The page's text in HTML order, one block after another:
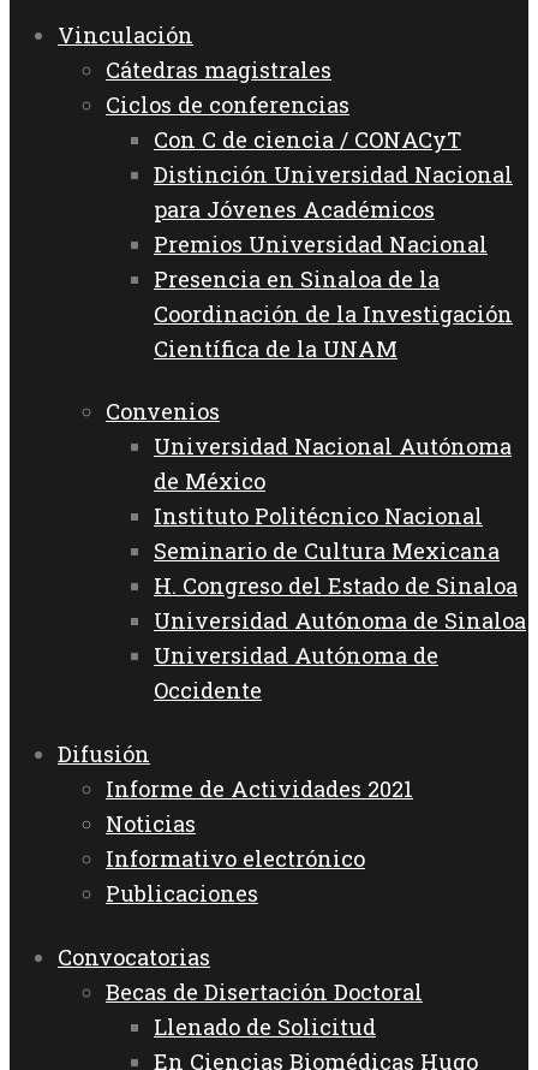
Vinculación
Cátedras magistrales
Ciclos de conferencias
Con C de ciencia / CONACyT
Distinción Universidad Nacional
para Jóvenes Académicos
Premios Universidad Nacional
Presencia en Sinaloa de la
Coordinación de la Investigación
Científica de la UNAM
Convenios
Universidad Nacional Autónoma
de México
Instituto Politécnico Nacional
Seminario de Cultura Mexicana
H. Congreso del Estado de Sinaloa
Universidad Autónoma de Sinaloa
Universidad Autónoma de
Occidente
Difusión
Informe de Actividades 2021
Noticias
Informativo electrónico
Publicaciones
Convocatorias
Becas de Disertación Doctoral
Llenado de Solicitud
En Ciencias Biomédicas Hugo